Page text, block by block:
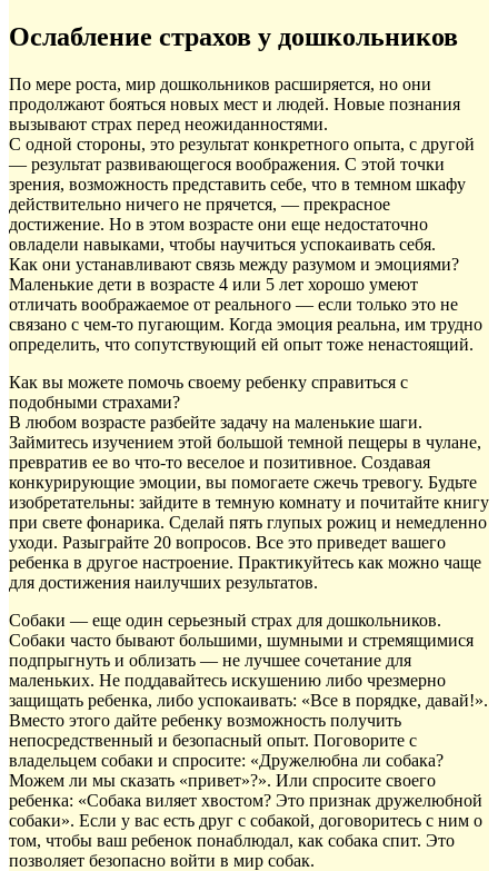
Ослабление страхов у дошкольников
По мере роста, мир дошкольников расширяется, но они
продолжают бояться новых мест и людей. Новые познания
вызывают страх перед неожиданностями.
С одной стороны, это результат конкретного опыта, с другой
— результат развивающегося воображения. С этой точки
зрения, возможность представить себе, что в темном шкафу
действительно ничего не прячется, — прекрасное
достижение. Но в этом возрасте они еще недостаточно
овладели навыками, чтобы научиться успокаивать себя.
Как они устанавливают связь между разумом и эмоциями?
Маленькие дети в возрасте 4 или 5 лет хорошо умеют
отличать воображаемое от реального — если только это не
связано с чем-то пугающим. Когда эмоция реальна, им трудно
определить, что сопутствующий ей опыт тоже ненастоящий.
Как вы можете помочь своему ребенку справиться с
подобными страхами?
В любом возрасте разбейте задачу на маленькие шаги.
Займитесь изучением этой большой темной пещеры в чулане,
превратив ее во что-то веселое и позитивное. Создавая
конкурирующие эмоции, вы помогаете сжечь тревогу. Будьте
изобретательны: зайдите в темную комнату и почитайте книгу
при свете фонарика. Сделай пять глупых рожиц и немедленно
уходи. Разыграйте 20 вопросов. Все это приведет вашего
ребенка в другое настроение. Практикуйтесь как можно чаще
для достижения наилучших результатов.
Собаки — еще один серьезный страх для дошкольников.
Собаки часто бывают большими, шумными и стремящимися
подпрыгнуть и облизать — не лучшее сочетание для
маленьких. Не поддавайтесь искушению либо чрезмерно
защищать ребенка, либо успокаивать: «Все в порядке, давай!».
Вместо этого дайте ребенку возможность получить
непосредственный и безопасный опыт. Поговорите с
владельцем собаки и спросите: «Дружелюбна ли собака?
Можем ли мы сказать «привет»?». Или спросите своего
ребенка: «Собака виляет хвостом? Это признак дружелюбной
собаки». Если у вас есть друг с собакой, договоритесь с ним о
том, чтобы ваш ребенок понаблюдал, как собака спит. Это
позволяет безопасно войти в мир собак.